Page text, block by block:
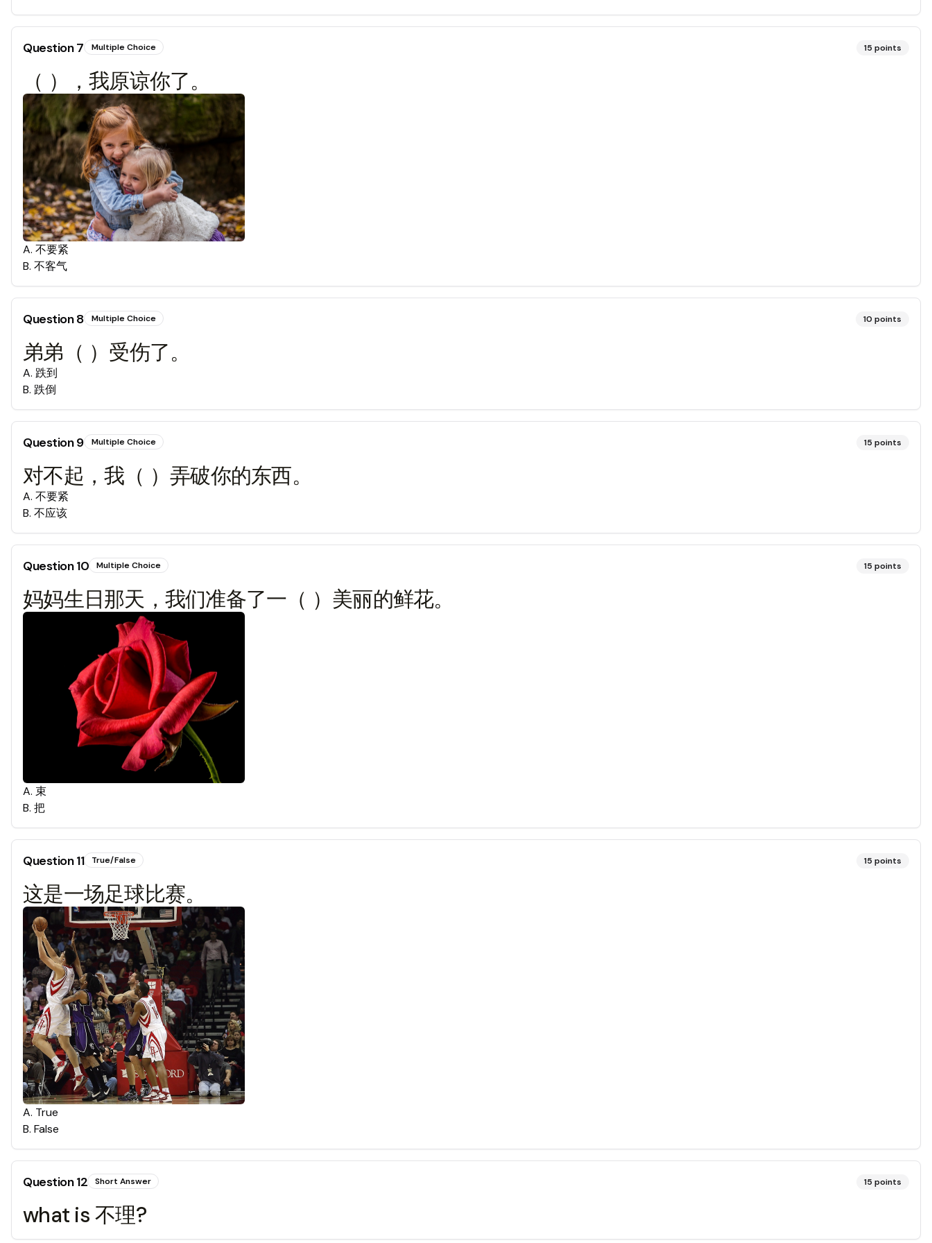
Question7 Multiple Choice 15 points
（ ），我原谅你了。
A. 不要紧
B. 不客气
Question8 Multiple Choice 10 points
弟弟（ ）受伤了。
A. 跌到
B. 跌倒
Question9 Multiple Choice 15 points
对不起，我（ ）弄破你的东西。
A. 不要紧
B. 不应该
Question10 Multiple Choice 15 points
妈妈生日那天，我们准备了一（ ）美丽的鲜花。
A. 束
B. 把
Question11 True/False 15 points
这是一场足球比赛。
A. True
B. False
Question12 Short Answer 15 points
what is 不理?